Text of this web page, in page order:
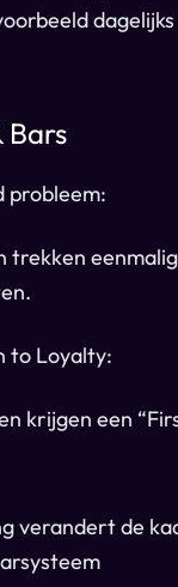
Bars
probleem:
trekken
to Loyalty:
krijgen een
verandert de